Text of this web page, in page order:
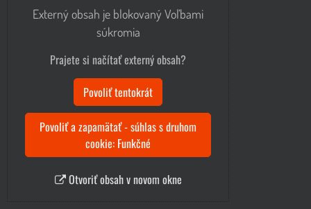
Externý obsah je blokovaný Voľbami
súkromia
Prajete si načítať externý obsah?
Povoliť tentokrát
Povoliť a zapamätať - súhlas s druhom
cookie: Funkčné
Otvoriť obsah v novom okne